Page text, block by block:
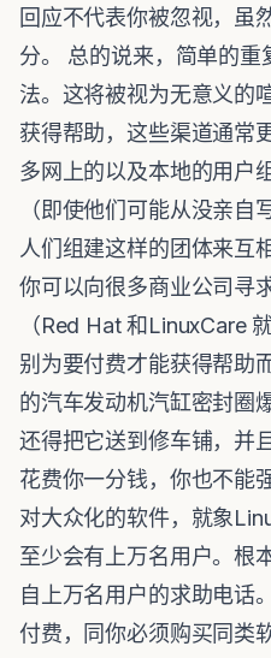
回应不代表你被忽视，虽
分。 总的说来，简单的
法。这将被视为无意义的
获得帮助，这些渠道通常
多网上的以及本地的用户
（即使他们可能从没亲
人们组建这样的团体来互
你可以向很多商业公司寻
（Red Hat 和LinuxCare
别为要付费才能获得帮助
的汽车发动机汽缸密封圈
还得把它送到修车铺，并
花费你一分钱，你也不能
对大众化的软件，就象
至少会有上万名用户。根
自上万名用户的求助电话
付费，同你必须购买同类